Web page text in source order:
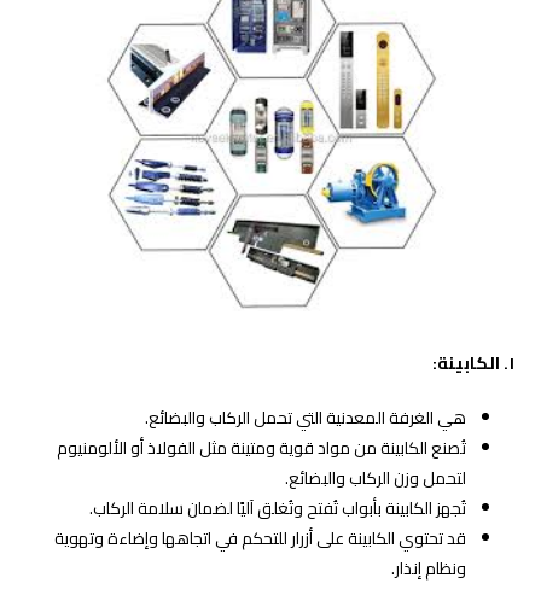
١. الكابينة:
هي الغرفة المعدنية التي تحمل الركاب والبضائع.
تُصنع الكابينة من مواد قوية ومتينة مثل الفولاذ أو الألومنيوم
لتحمل وزن الركاب والبضائع.
تُجهز الكابينة بأبواب تُفتح وتُغلق آليًا لضمان سلامة الركاب.
قد تحتوي الكابينة على أزرار للتحكم في اتجاهها وإضاءة وتهوية
ونظام إنذار.